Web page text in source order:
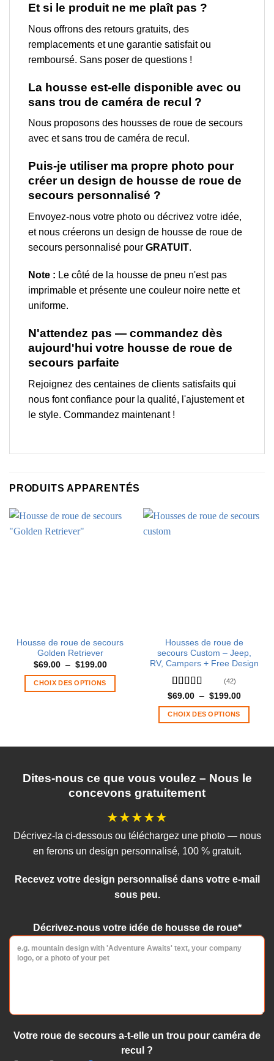
Et si le produit ne me plaît pas ?
Nous offrons des retours gratuits, des
remplacements et une garantie satisfait ou
remboursé. Sans poser de questions !
La housse est-elle disponible avec ou
sans trou de caméra de recul ?
Nous proposons des housses de roue de secours
avec et sans trou de caméra de recul.
Puis-je utiliser ma propre photo pour
créer un design de housse de roue de
secours personnalisé ?
Envoyez-nous votre photo ou décrivez votre idée,
et nous créerons un design de housse de roue de
secours personnalisé pour GRATUIT.
Note : Le côté de la housse de pneu n'est pas
imprimable et présente une couleur noire nette et
uniforme.
N'attendez pas — commandez dès
aujourd'hui votre housse de roue de
secours parfaite
Rejoignez des centaines de clients satisfaits qui
nous font confiance pour la qualité, l'ajustement et
le style. Commandez maintenant !
PRODUITS APPARENTÉS
Housse de roue de secours
Golden Retriever
$69.00 – $199.00Plage
CHOIX DES OPTIONS
variations.
options
la
page
produit
Housses de roue de
secours Custom – Jeep,
RV, Campers + Free Design
Note5.00
sur 5
(42)
$69.00 – $199.00Plage
CHOIX DES OPTIONS
variations.
Les
être
sur
page
Dites-nous ce que vous voulez – Nous le
concevons gratuitement
★★★★★
Décrivez-la ci-dessous ou téléchargez une photo — nous
en ferons un design personnalisé, 100 % gratuit.
Recevez votre design personnalisé dans votre e-mail
sous peu.
Décrivez-nous votre idée de housse de roue*
Votre roue de secours a-t-elle un trou pour caméra de
recul ?